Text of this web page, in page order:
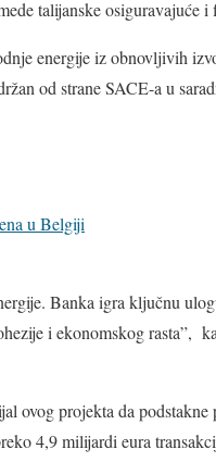
talijanske osiguravajuće
energije iz obnovljivih
od strane SACE-a u
u Belgiji
Banka igra ključnu
i ekonomskog rasta”,
ovog projekta da
4,9 milijardi eura